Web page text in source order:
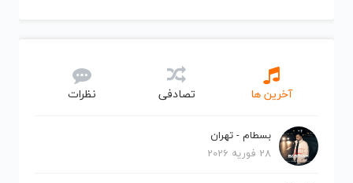
آخرین ها تصادفی نظرات
بسطام - تهران
28 فوریه 2026